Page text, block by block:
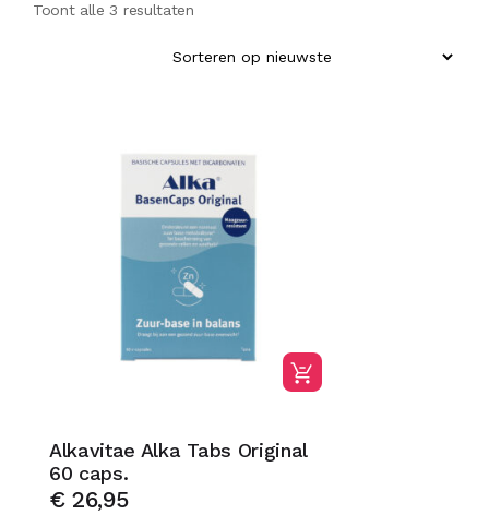
Toont alle 3 resultaten
Alkavitae Alka Tabs Original
60 caps.
€26,95